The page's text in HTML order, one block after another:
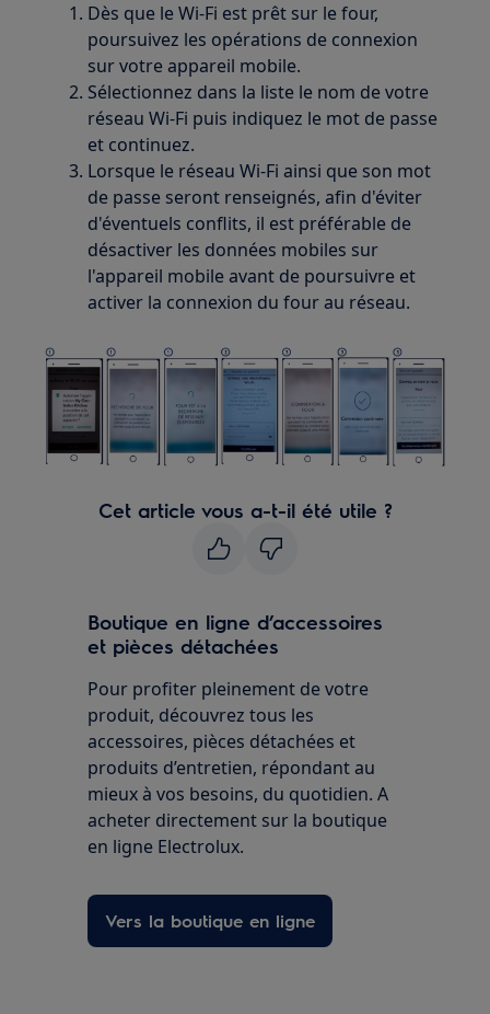
Dès que le Wi-Fi est prêt sur le four,
poursuivez les opérations de connexion
sur votre appareil mobile.
Sélectionnez dans la liste le nom de votre
réseau Wi-Fi puis indiquez le mot de passe
et continuez.
Lorsque le réseau Wi-Fi ainsi que son mot
de passe seront renseignés, afin d'éviter
d'éventuels conflits, il est préférable de
désactiver les données mobiles sur
l'appareil mobile avant de poursuivre et
activer la connexion du four au réseau.
Cet article vous a-t-il été utile ?
Boutique en ligne d’accessoires
et pièces détachées
Pour profiter pleinement de votre
produit, découvrez tous les
accessoires, pièces détachées et
produits d’entretien, répondant au
mieux à vos besoins, du quotidien. A
acheter directement sur la boutique
en ligne Electrolux.
Vers la boutique en ligne